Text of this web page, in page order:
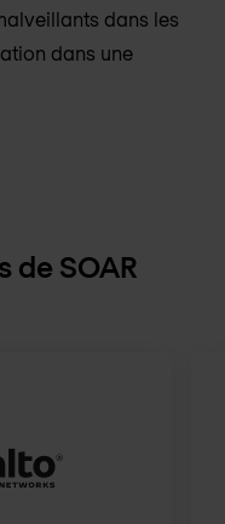
dans les
dans une
de SOAR